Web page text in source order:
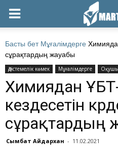
Басты бет Мұғалімдерге
сұрақтардың жауабы
Әдістемелік көмек Мұғалімдерге
Химиядан
кездесетін
сұрақтардың
Сымбат Айдархан - 11.02.2021